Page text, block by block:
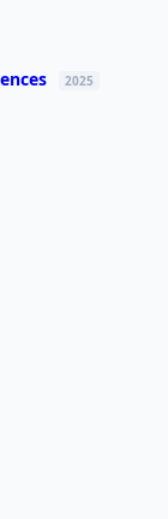
2025